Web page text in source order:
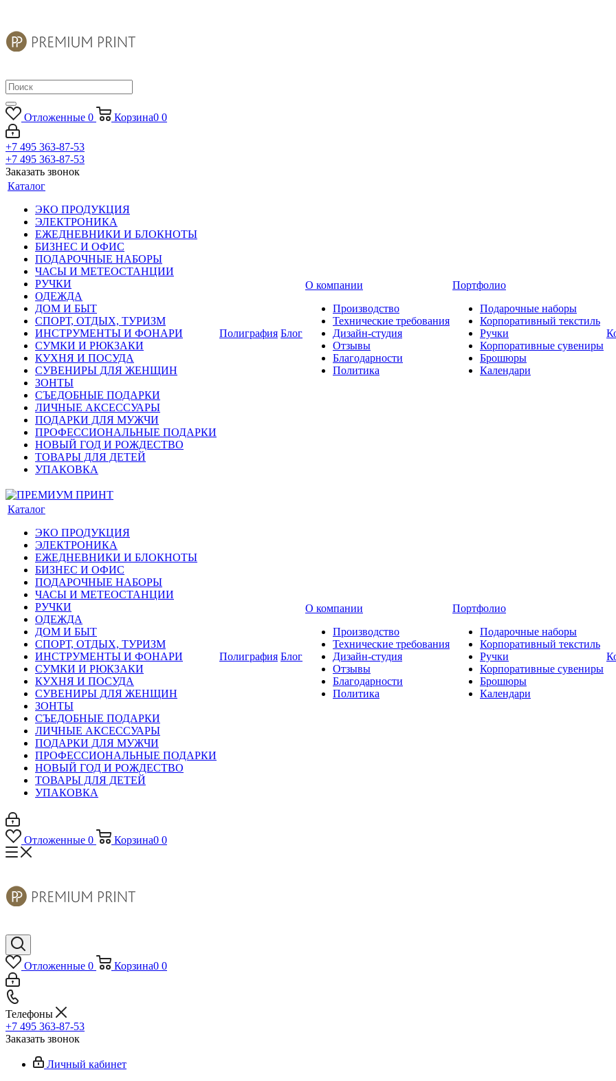
Отложенные 0 Корзина0 0
+7 495 363-87-53
+7 495 363-87-53
Заказать звонок
Каталог
ЭКО ПРОДУКЦИЯ
ЭЛЕКТРОНИКА
ЕЖЕДНЕВНИКИ И БЛОКНОТЫ
БИЗНЕС И ОФИС
ПОДАРОЧНЫЕ НАБОРЫ
ЧАСЫ И МЕТЕОСТАНЦИИ
РУЧКИ
ОДЕЖДА
ДОМ И БЫТ
СПОРТ, ОТДЫХ, ТУРИЗМ
ИНСТРУМЕНТЫ И ФОНАРИ
СУМКИ И РЮКЗАКИ
КУХНЯ И ПОСУДА
СУВЕНИРЫ ДЛЯ ЖЕНЩИН
ЗОНТЫ
СЪЕДОБНЫЕ ПОДАРКИ
ЛИЧНЫЕ АКСЕССУАРЫ
ПОДАРКИ ДЛЯ МУЖЧИ
ПРОФЕССИОНАЛЬНЫЕ ПОДАРКИ
НОВЫЙ ГОД И РОЖДЕСТВО
ТОВАРЫ ДЛЯ ДЕТЕЙ
УПАКОВКА
Полиграфия Блог
О компании
Производство
Технические требования
Дизайн-студия
Отзывы
Благодарности
Политика
Портфолио
Подарочные наборы
Корпоративный текстиль
Ручки
Корпоративные сувениры
Брошюры
Календари
Каталог
ЭКО ПРОДУКЦИЯ
ЭЛЕКТРОНИКА
ЕЖЕДНЕВНИКИ И БЛОКНОТЫ
БИЗНЕС И ОФИС
ПОДАРОЧНЫЕ НАБОРЫ
ЧАСЫ И МЕТЕОСТАНЦИИ
РУЧКИ
ОДЕЖДА
ДОМ И БЫТ
СПОРТ, ОТДЫХ, ТУРИЗМ
ИНСТРУМЕНТЫ И ФОНАРИ
СУМКИ И РЮКЗАКИ
КУХНЯ И ПОСУДА
СУВЕНИРЫ ДЛЯ ЖЕНЩИН
ЗОНТЫ
СЪЕДОБНЫЕ ПОДАРКИ
ЛИЧНЫЕ АКСЕССУАРЫ
ПОДАРКИ ДЛЯ МУЖЧИ
ПРОФЕССИОНАЛЬНЫЕ ПОДАРКИ
НОВЫЙ ГОД И РОЖДЕСТВО
ТОВАРЫ ДЛЯ ДЕТЕЙ
УПАКОВКА
Полиграфия Блог
О компании
Производство
Технические требования
Дизайн-студия
Отзывы
Благодарности
Политика
Портфолио
Подарочные наборы
Корпоративный текстиль
Ручки
Корпоративные сувениры
Брошюры
Календари
Отложенные 0 Корзина0 0
Отложенные 0 Корзина0 0
Телефоны
+7 495 363-87-53
Заказать звонок
Личный кабинет